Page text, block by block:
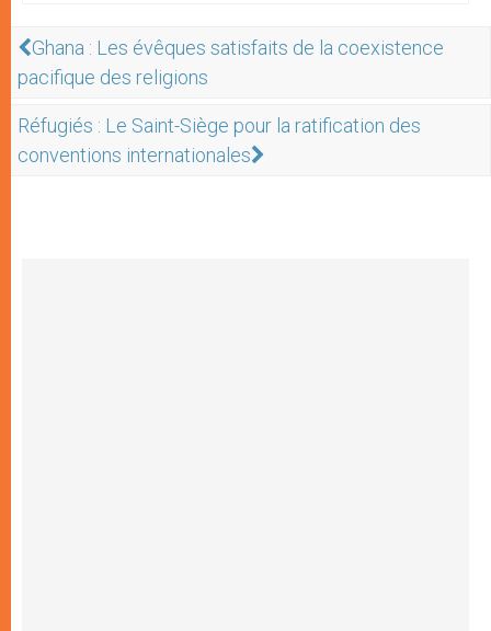
Ghana : Les évêques satisfaits de la coexistence
pacifique des religions
Réfugiés : Le Saint-Siège pour la ratification des
conventions internationales